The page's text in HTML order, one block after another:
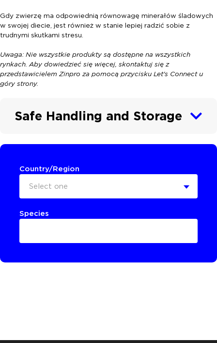
Gdy zwierzę ma odpowiednią równowagę minerałów śladowych
w swojej diecie, jest również w stanie lepiej radzić sobie z
trudnymi skutkami stresu.
Uwaga: Nie wszystkie produkty są dostępne na wszystkich
rynkach. Aby dowiedzieć się więcej, skontaktuj się z
przedstawicielem Zinpro za pomocą przycisku Let's Connect u
góry strony.
Safe Handling and Storage
Country/Region
Select one
Species